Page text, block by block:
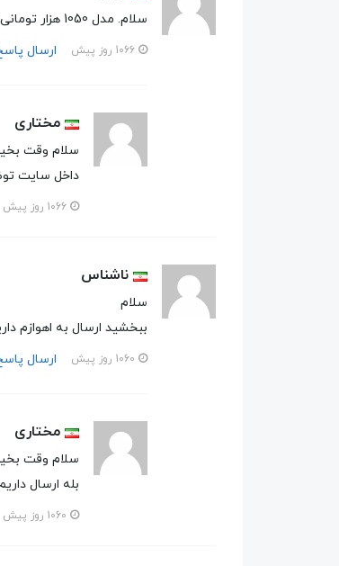
سلام. مدل 1050 هزار تومانی رو مشخصات و تصویرش رو برام می فرستید؟ ممنون
ارسال
مختاری
سلام وقت
داخل سایت
ناشناس
سلام
ببخشید ارسال به اهوازم
ارسال
مختاری
سلام وقت
بله ارسال